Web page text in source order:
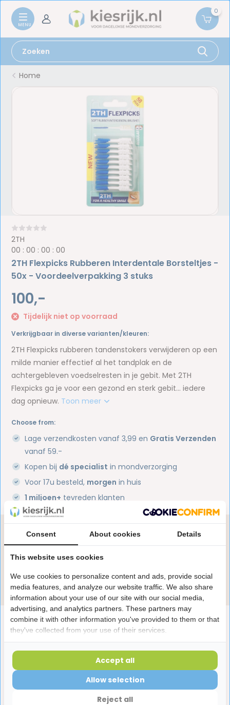
0
Home
2TH
00 :00 :00 :00
2TH Flexpicks Rubberen Interdentale Borsteltjes -
50x - Voordeelverpakking 3 stuks
100,-
Tijdelijk niet op voorraad
Verkrijgbaar in diverse varianten/kleuren:
2TH Flexpicks rubberen tandenstokers verwijderen op een
milde manier effectief al het tandplak en de
achtergebleven voedselresten in je gebit. Met 2TH
Flexpicks ga je voor een gezond en sterk gebit… iedere
dag opnieuw. Toon meer
Choose from:
Lage verzendkosten vanaf 3,99 en Gratis Verzenden
vanaf 59.-
Kopen bij dé specialist in mondverzorging
Voor 17u besteld, morgen in huis
1 miljoen+ tevreden klanten
Productomschrijving
Reviews
Heb je een vraag over dit product?
Onze specialisten helpen je graag! Spreek ons aan
in de chat of stuur een e-mail.
Stuur e-mail
Laatst bekeken producten
Consent About cookies Details
This website uses cookies
We use cookies to personalize content and ads, provide social
media features, and analyze our website traffic. We also share
information about your use of our site with our social media,
advertising, and analytics partners. These partners may
combine it with other information you've provided to them or that
they've collected from your use of their services.
Reject all
Allow selection
Accept all